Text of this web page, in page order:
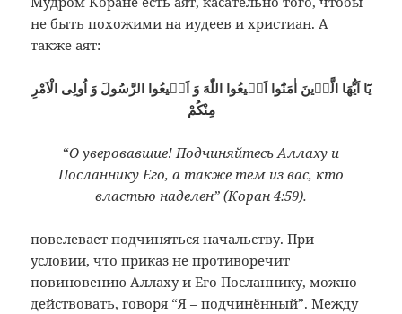
не быть похожими на иудеев и христиан. А
также аят:
يَٓا اَيُّهَا الَّذٖينَ اٰمَنُٓوا اَطٖيعُوا اللّٰهَ وَ اَطٖيعُوا الرَّسُولَ وَ اُولِى الْاَمْرِ
مِنْكُمْ
“О уверовавшие! Подчиняйтесь Аллаху и
Посланнику Его, а также тем из вас, кто
властью наделен” (Коран 4:59).
повелевает подчиняться начальству. При
условии, что приказ не противоречит
повиновению Аллаху и Его Посланнику, можно
действовать, говоря “Я – подчинённый”. Между